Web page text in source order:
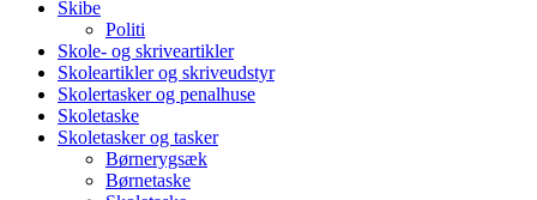
Skibe
Politi
Skole- og skriveartikler
Skoleartikler og skriveudstyr
Skolertasker og penalhuse
Skoletaske
Skoletasker og tasker
Børnerygsæk
Børnetaske